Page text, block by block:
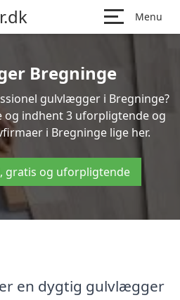
Menu
Bregninge
gulvlægger i Bregninge?
og indhent 3 uforpligtende og
i Bregninge lige her.
gratis og uforpligtende
en dygtig gulvlægger